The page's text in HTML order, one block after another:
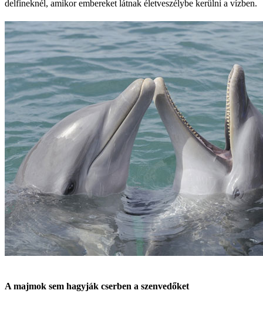
delfineknél, amikor embereket látnak életveszélybe kerülni a vízben.
A majmok sem hagyják cserben a szenvedőket